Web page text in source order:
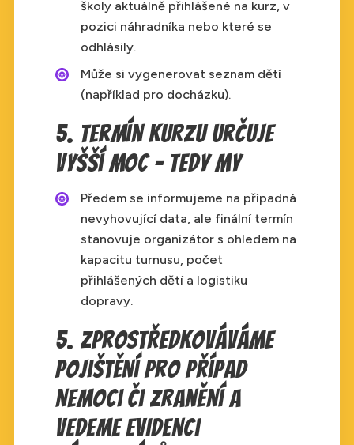
školy aktuálně přihlášené na kurz, v
pozici náhradníka nebo které se
odhlásily.
Může si vygenerovat seznam dětí
(například pro docházku).
5. Termín kurzu určuje
vyšší moc - tedy my
Předem se informujeme na případná
nevyhovující data, ale finální termín
stanovuje organizátor s ohledem na
kapacitu turnusu, počet
přihlášených dětí a logistiku
dopravy.
5. Zprostředkováváme
pojištění pro případ
nemoci či zranění a
vedeme evidenci